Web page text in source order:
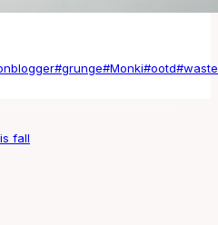
#grunge#Monki#ootd#
fall